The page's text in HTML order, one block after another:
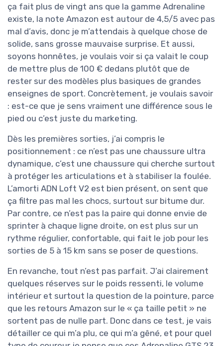
ça fait plus de vingt ans que la gamme Adrenaline
existe, la note Amazon est autour de 4,5/5 avec pas
mal d’avis, donc je m’attendais à quelque chose de
solide, sans grosse mauvaise surprise. Et aussi,
soyons honnêtes, je voulais voir si ça valait le coup
de mettre plus de 100 € dedans plutôt que de
rester sur des modèles plus basiques de grandes
enseignes de sport. Concrètement, je voulais savoir
: est-ce que je sens vraiment une différence sous le
pied ou c’est juste du marketing.
Dès les premières sorties, j’ai compris le
positionnement : ce n’est pas une chaussure ultra
dynamique, c’est une chaussure qui cherche surtout
à protéger les articulations et à stabiliser la foulée.
L’amorti ADN Loft V2 est bien présent, on sent que
ça filtre pas mal les chocs, surtout sur bitume dur.
Par contre, ce n’est pas la paire qui donne envie de
sprinter à chaque ligne droite, on est plus sur un
rythme régulier, confortable, qui fait le job pour les
sorties de 5 à 15 km sans se poser de questions.
En revanche, tout n’est pas parfait. J’ai clairement
quelques réserves sur le poids ressenti, le volume
intérieur et surtout la question de la pointure, parce
que les retours Amazon sur le « ça taille petit » ne
sortent pas de nulle part. Donc dans ce test, je vais
détailler ce qui m’a plu, ce qui m’a gêné, et pour quel